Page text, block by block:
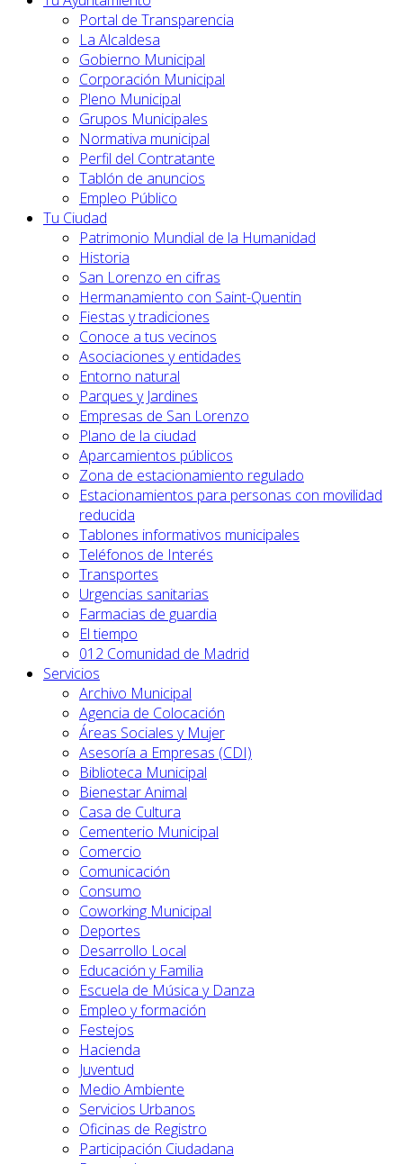
Portal de Transparencia
La Alcaldesa
Gobierno Municipal
Corporación Municipal
Pleno Municipal
Grupos Municipales
Normativa municipal
Perfil del Contratante
Tablón de anuncios
Empleo Público
Tu Ciudad
Patrimonio Mundial de la Humanidad
Historia
San Lorenzo en cifras
Hermanamiento con Saint-Quentin
Fiestas y tradiciones
Conoce a tus vecinos
Asociaciones y entidades
Entorno natural
Parques y Jardines
Empresas de San Lorenzo
Plano de la ciudad
Aparcamientos públicos
Zona de estacionamiento regulado
Estacionamientos para personas con movilidad
reducida
Tablones informativos municipales
Teléfonos de Interés
Transportes
Urgencias sanitarias
Farmacias de guardia
El tiempo
012 Comunidad de Madrid
Servicios
Archivo Municipal
Agencia de Colocación
Áreas Sociales y Mujer
Asesoría a Empresas (CDI)
Biblioteca Municipal
Bienestar Animal
Casa de Cultura
Cementerio Municipal
Comercio
Comunicación
Consumo
Coworking Municipal
Deportes
Desarrollo Local
Educación y Familia
Escuela de Música y Danza
Empleo y formación
Festejos
Hacienda
Juventud
Medio Ambiente
Servicios Urbanos
Oficinas de Registro
Participación Ciudadana